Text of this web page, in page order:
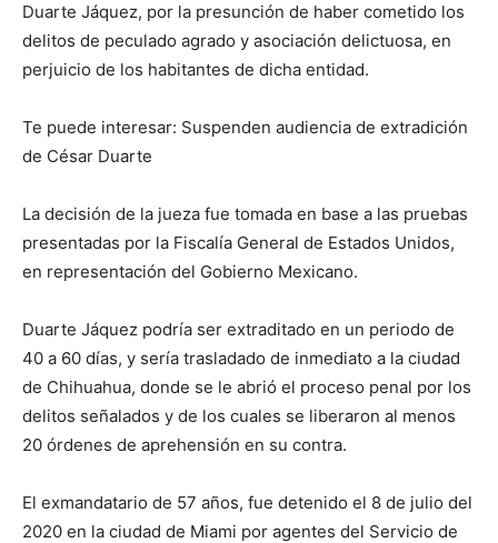
Duarte Jáquez, por la presunción de haber cometido los
delitos de peculado agrado y asociación delictuosa, en
perjuicio de los habitantes de dicha entidad.
Te puede interesar: Suspenden audiencia de extradición
de César Duarte
La decisión de la jueza fue tomada en base a las pruebas
presentadas por la Fiscalía General de Estados Unidos,
en representación del Gobierno Mexicano.
Duarte Jáquez podría ser extraditado en un periodo de
40 a 60 días, y sería trasladado de inmediato a la ciudad
de Chihuahua, donde se le abrió el proceso penal por los
delitos señalados y de los cuales se liberaron al menos
20 órdenes de aprehensión en su contra.
El exmandatario de 57 años, fue detenido el 8 de julio del
2020 en la ciudad de Miami por agentes del Servicio de